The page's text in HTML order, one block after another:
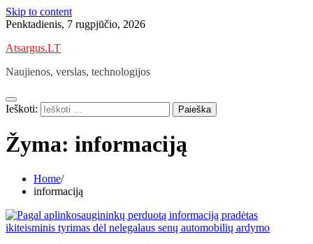
Skip to content
Penktadienis, 7 rugpjūčio, 2026
Atsargus.LT
Naujienos, verslas, technologijos
Ieškoti:
Žyma: informaciją
Home
informaciją